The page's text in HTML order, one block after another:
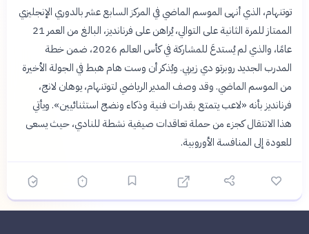
توتنهام، الذي أنهى الموسم الماضي في المركز السابع عشر بالدوري الإنجليزي
الممتاز للمرة الثانية على التوالي، يُراهن على فرنانديز، البالغ من العمر 21
عامًا، والذي لم يُستدعَ للمشاركة في كأس العالم 2026، ضمن خطة
المدرب الجديد روبرتو دي زيربي. ويُذكر أن وست هام هبط في الجولة الأخيرة
من الموسم الماضي. وقد وصف المدير الرياضي لتوتنهام، يوهان لانج،
فرنانديز بأنه «لاعب يتمتع بقدرات فنية وذكاء ونضج استثنائيين». ويأتي
هذا الانتقال كجزء من حملة تعاقدات صيفية نشطة للنادي، حيث يسعى
للعودة إلى المنافسة الأوروبية.